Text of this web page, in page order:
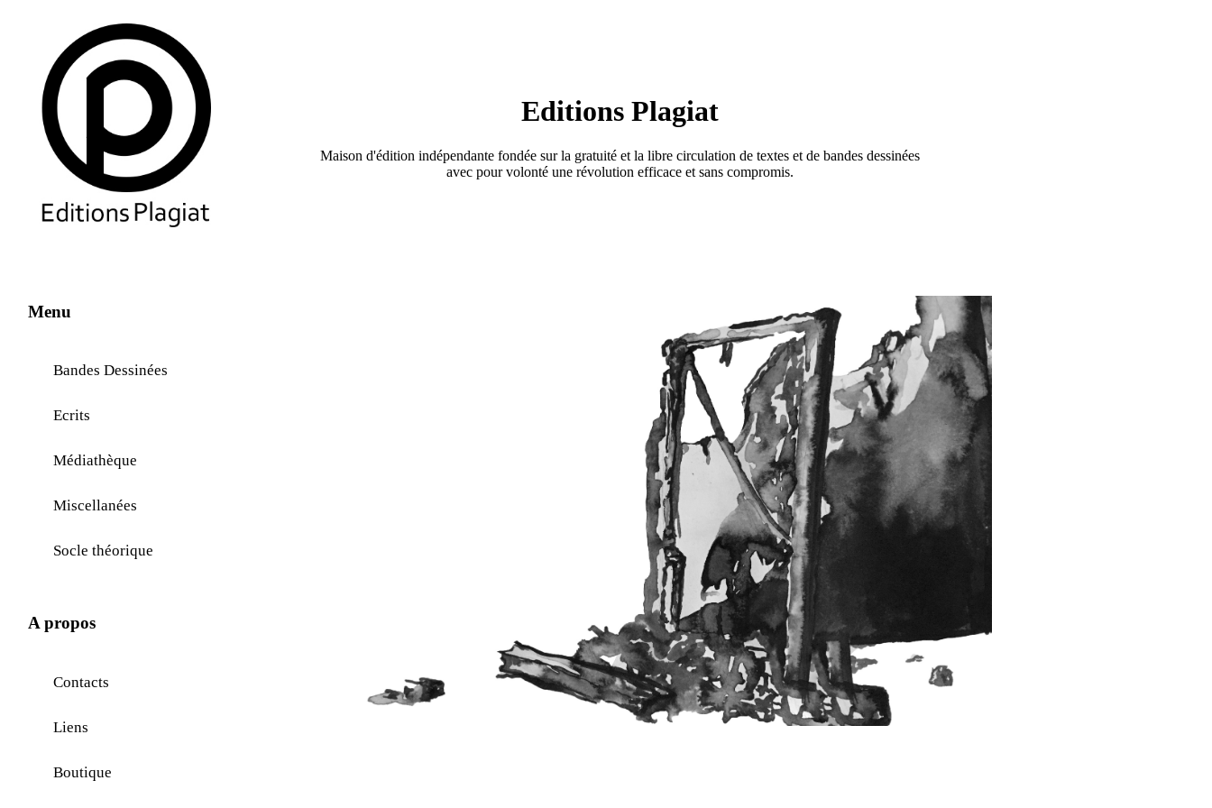
Editions Plagiat
Maison d'édition indépendante fondée sur la gratuité et la libre circulation de textes et de bandes dessinées
avec pour volonté une révolution efficace et sans compromis.
Menu
Bandes Dessinées
Ecrits
Médiathèque
Miscellanées
Socle théorique
A propos
Contacts
Liens
Boutique